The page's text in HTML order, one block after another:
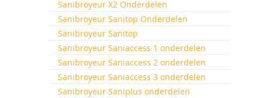
Sanibroyeur X2 Onderdelen
Sanibroyeur Sanitop Onderdelen
Sanibroyeur Sanitop
Sanibroyeur Saniaccess 1 onderdelen
Sanibroyeur Saniaccess 2 onderdelen
Sanibroyeur Saniaccess 3 onderdelen
Sanibroyeur Saniplus onderdelen